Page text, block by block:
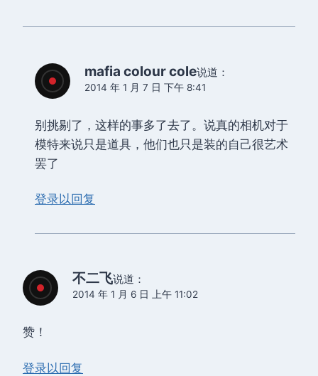
mafia colour cole说道：
2014 年 1 月 7 日 下午 8:41
别挑剔了，这样的事多了去了。说真的相机对于
模特来说只是道具，他们也只是装的自己很艺术
罢了
登录以回复
不二飞说道：
2014 年 1 月 6 日 上午 11:02
赞！
登录以回复